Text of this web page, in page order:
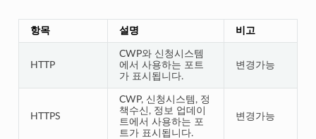
항목 설명 비고
HTTP
CWP와 신청시스템
에서 사용하는 포트
가 표시됩니다.
변경가능
HTTPS
CWP, 신청시스템, 정
책수신, 정보 업데이
트에서 사용하는 포
트가 표시됩니다.
변경가능